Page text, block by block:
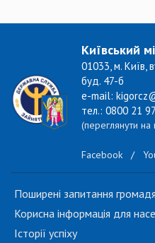
Київський
01033, м. Київ,
буд. 47-б
e-mail:
тел.: 0800 21
(переглянути на
Facebook /
Поширені запитання
Корисна інформація для
Історії успіху